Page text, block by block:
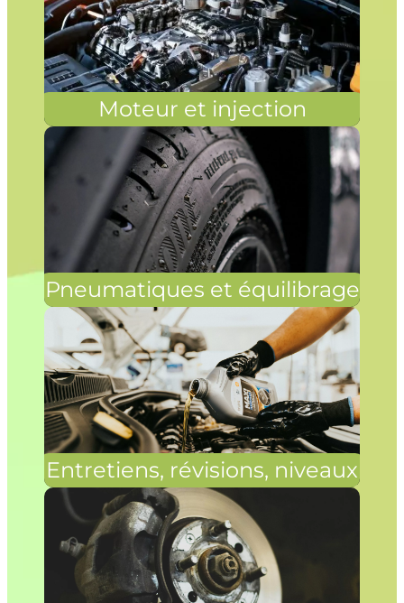
Moteur et injection
Pneumatiques et équilibrage
Entretiens, révisions, niveaux